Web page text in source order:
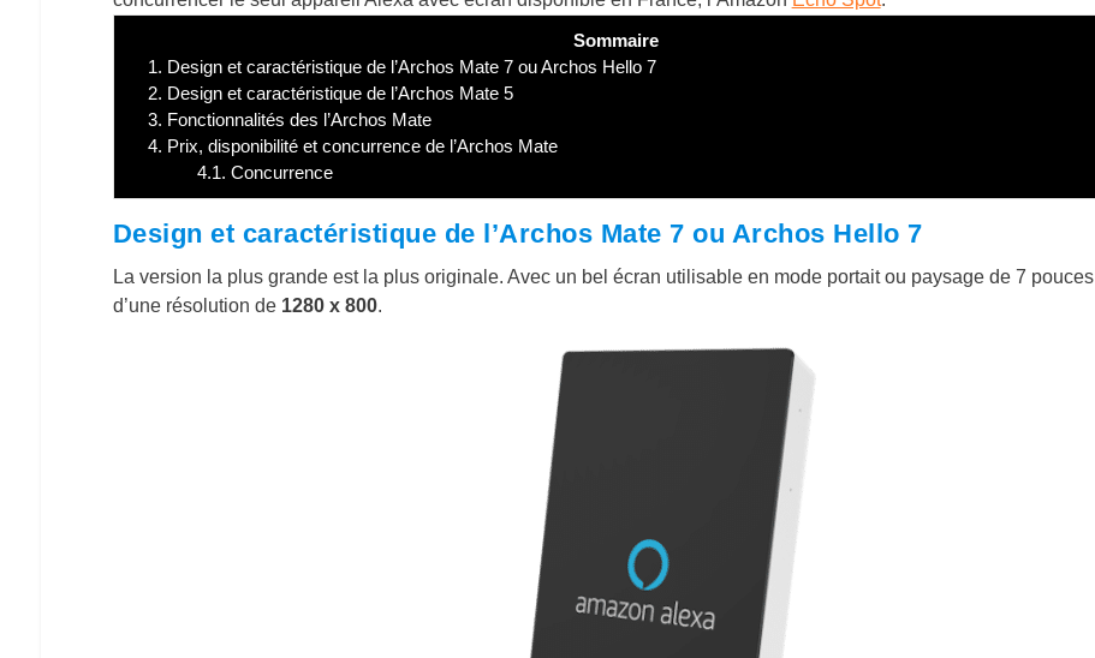
Sommaire
1. Design et caractéristique de l’Archos Mate 7 ou Archos Hello 7
2. Design et caractéristique de l’Archos Mate 5
3. Fonctionnalités des l’Archos Mate
4. Prix, disponibilité et concurrence de l’Archos Mate
4.1. Concurrence
Design et caractéristique de l’Archos Mate 7 ou Archos Hello 7
La version la plus grande est la plus originale. Avec un bel écran utilisable en mode portait ou paysage de 7 pouces
d’une résolution de 1280 x 800.